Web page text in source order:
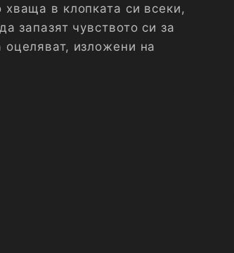
в клопката си всеки,
запазят чувството си за
изложени на